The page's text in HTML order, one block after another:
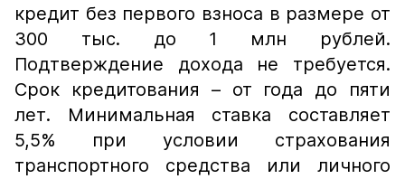
кредит без первого взноса в размере от
300 тыс. до 1 млн рублей.
Подтверждение дохода не требуется.
Срок кредитования – от года до пяти
лет. Минимальная ставка составляет
5,5% при условии страхования
транспортного средства или личного